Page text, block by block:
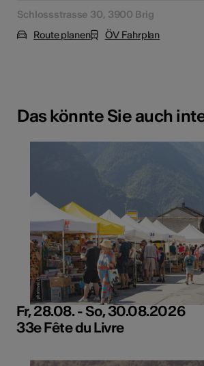
Schlossstrasse 30, 3900 Brig
Route planen
ÖV Fahrplan
Das könnte Sie auch
Fr, 28.08. - So, 30.08.2026
33e Fête du Livre